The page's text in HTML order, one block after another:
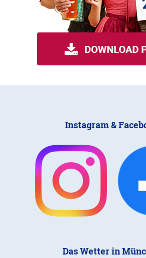
Instagram &
Das Wetter in